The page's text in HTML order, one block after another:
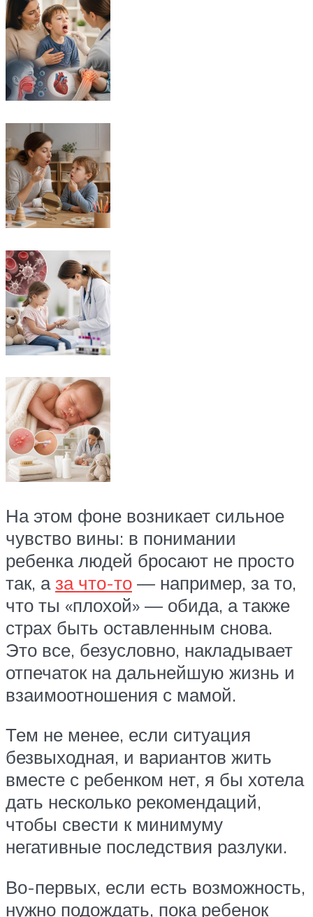
На этом фоне возникает сильное
чувство вины: в понимании
ребенка людей бросают не просто
так, аза что-то — например, за то,
что ты «плохой» — обида, а также
страх быть оставленным снова.
Это все, безусловно, накладывает
отпечаток на дальнейшую жизнь и
взаимоотношения с мамой.
Тем не менее, если ситуация
безвыходная, и вариантов жить
вместе с ребенком нет, я бы хотела
дать несколько рекомендаций,
чтобы свести к минимуму
негативные последствия разлуки.
Во-первых, если есть возможность,
нужно подождать, пока ребенок